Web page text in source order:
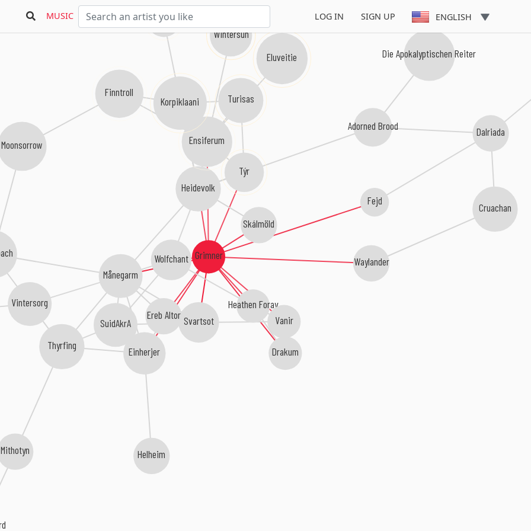
MUSIC LOG IN SIGN UP ENGLISH
Grimner
Svartsot
Månegarm
Drakum
Fejd
Wolfchant
Einherjer
Skálmöld
Waylander
Ereb Altor
Heathen Foray
Vanir
Heidevolk
Týr
Ensiferum
Cruachan
Thyrfing
Wintersun
Korpiklaani Turisas
Finntroll
Mithotyn
Arkona
Dalriada
Helheim
Moonsorrow
Adorned Brood
SuidAkrA
Eluveitie Die Apokalyptischen Reiter
Vintersorg